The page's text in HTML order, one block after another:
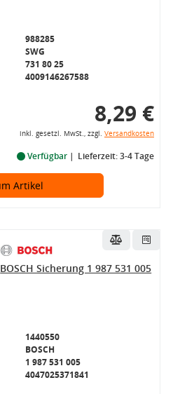
988285
SWG
731 80 25
4009146267588
8,29 €
inkl. gesetzl. MwSt., zzgl. Versandkosten
Verfügbar Lieferzeit: 3-4 Tage
Artikel
BOSCH Sicherung 1 987 531 005
1440550
BOSCH
1 987 531 005
4047025371841